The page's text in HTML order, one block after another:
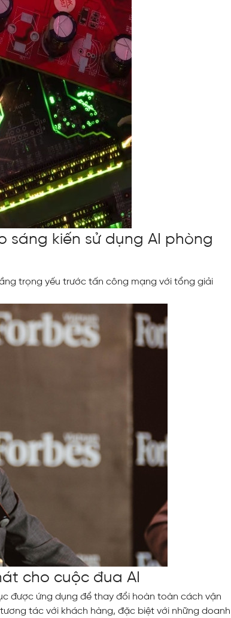
sáng kiến sử dụng AI phòng
trọng yếu trước tấn công mạng với tổng giải
cho cuộc đua AI
được ứng dụng để thay đổi hoàn toàn cách vận
tác với khách hàng, đặc biệt với những doanh